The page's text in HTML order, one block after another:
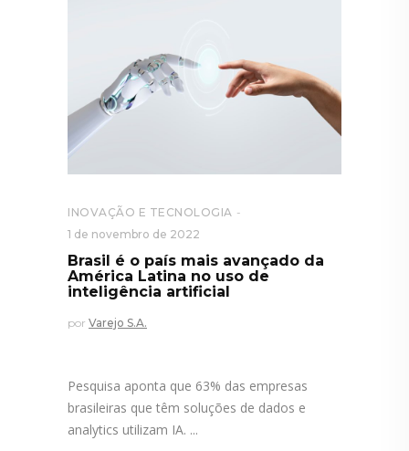
INOVAÇÃO E TECNOLOGIA
1 de novembro de 2022
Brasil é o país mais avançado da
América Latina no uso de
inteligência artificial
por Varejo S.A.
Pesquisa aponta que 63% das empresas
brasileiras que têm soluções de dados e
analytics utilizam IA.